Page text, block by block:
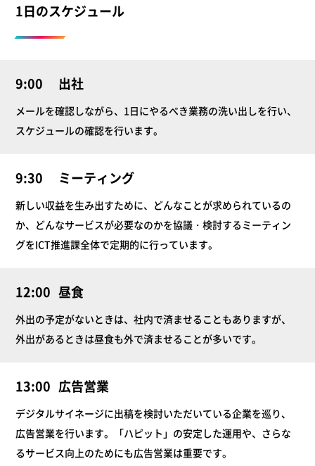
1日のスケジュール
9:00 出社
メールを確認しながら、1日にやるべき業務の洗い出しを行い、
スケジュールの確認を行います。
9:30 ミーティング
新しい収益を生み出すために、どんなことが求められているの
か、どんなサービスが必要なのかを協議・検討するミーティン
グをICT推進課全体で定期的に行っています。
12:00 昼食
外出の予定がないときは、社内で済ませることもありますが、
外出があるときは昼食も外で済ませることが多いです。
13:00 広告営業
デジタルサイネージに出稿を検討いただいている企業を巡り、
広告営業を行います。「ハピット」の安定した運用や、さらな
るサービス向上のためにも広告営業は重要です。